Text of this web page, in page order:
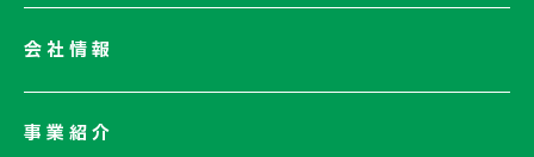
会社情報
会社情報一覧
事業紹介